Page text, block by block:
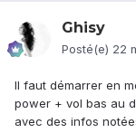
Ghisy
Posté(e) 22
Il faut démarrer en
power + vol bas au
avec des infos